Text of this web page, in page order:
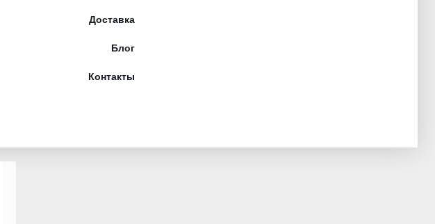
Доставка
Блог
Контакты